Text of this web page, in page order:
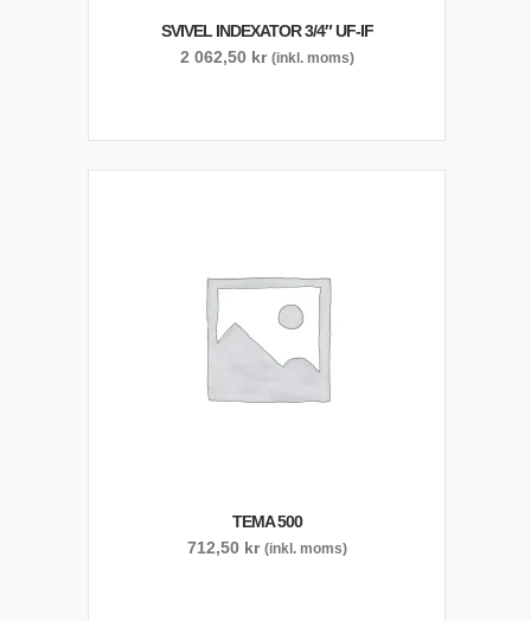
SVIVEL INDEXATOR 3/4″ UF-IF
2 062,50 kr (inkl. moms)
TEMA 500
712,50 kr (inkl. moms)